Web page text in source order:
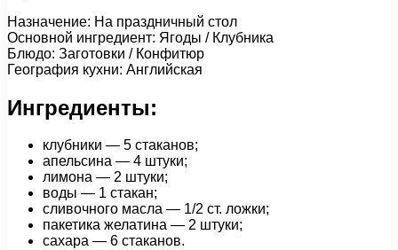
Назначение: На праздничный стол
Основной ингредиент: Ягоды / Клубника
Блюдо: Заготовки / Конфитюр
География кухни: Английская
Ингредиенты:
клубники — 5 стаканов;
апельсина — 4 штуки;
лимона — 2 штуки;
воды — 1 стакан;
сливочного масла — 1/2 ст. ложки;
пакетика желатина — 2 штуки;
сахара — 6 стаканов.